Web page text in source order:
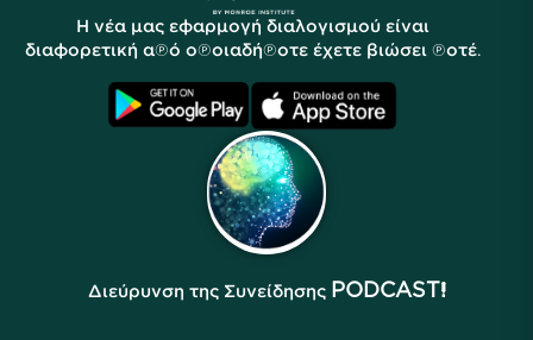
Πρόγραμμα Συνεργατών
Τοποθεσίες
Συχνές Ερωτήσεις
Η νέα μας εφαρμογή διαλογισμού είναι
διαφορετική από οποιαδήποτε έχετε βιώσει ποτέ.
Διεύρυνση της Συνείδησης PODCAST!